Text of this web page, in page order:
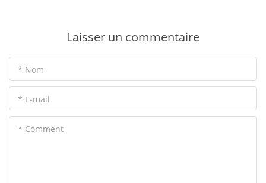
Laisser un commentaire
* Nom
* E-mail
* Comment